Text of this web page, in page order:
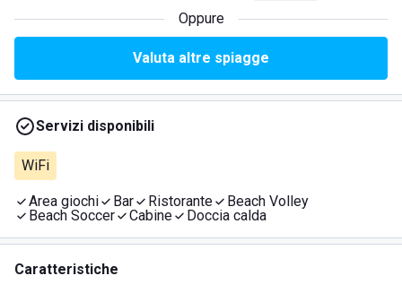
Oppure
Valuta altre spiagge
Servizi disponibili
WiFi
Area giochi Bar Ristorante
Beach Volley
Beach Soccer
Cabine Doccia calda
Caratteristiche